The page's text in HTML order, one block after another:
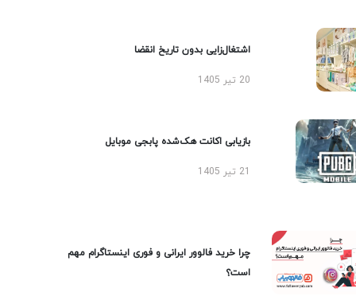
اشتغال‌زایی بدون تاریخ انقضا
20 تیر 1405
بازیابی اکانت هک‌شده پابجی موبایل
چرا خرید فالوور ایرانی و فوری اینستاگرام مهم
است؟